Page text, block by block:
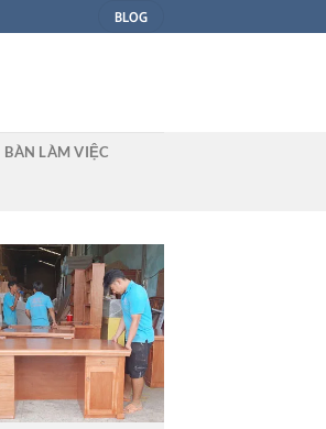
BLOG
BÀN LÀM VIỆC